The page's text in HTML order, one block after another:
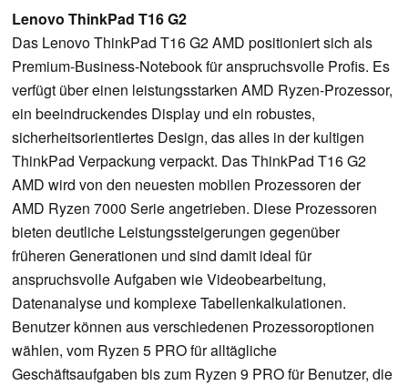
Lenovo ThinkPad T16 G2
Das Lenovo ThinkPad T16 G2 AMD positioniert sich als
Premium-Business-Notebook für anspruchsvolle Profis. Es
verfügt über einen leistungsstarken AMD Ryzen-Prozessor,
ein beeindruckendes Display und ein robustes,
sicherheitsorientiertes Design, das alles in der kultigen
ThinkPad Verpackung verpackt. Das ThinkPad T16 G2
AMD wird von den neuesten mobilen Prozessoren der
AMD Ryzen 7000 Serie angetrieben. Diese Prozessoren
bieten deutliche Leistungssteigerungen gegenüber
früheren Generationen und sind damit ideal für
anspruchsvolle Aufgaben wie Videobearbeitung,
Datenanalyse und komplexe Tabellenkalkulationen.
Benutzer können aus verschiedenen Prozessoroptionen
wählen, vom Ryzen 5 PRO für alltägliche
Geschäftsaufgaben bis zum Ryzen 9 PRO für Benutzer, die